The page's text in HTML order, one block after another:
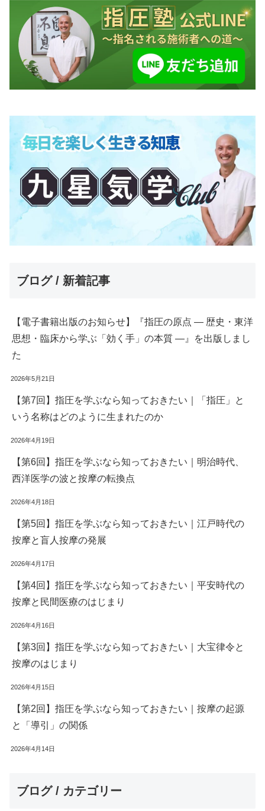
ブログ / 新着記事
【電子書籍出版のお知らせ】『指圧の原点 ― 歴史・東洋
思想・臨床から学ぶ「効く手」の本質 ―』を出版しまし
た
2026年5月21日
【第7回】指圧を学ぶなら知っておきたい｜「指圧」と
いう名称はどのように生まれたのか
2026年4月19日
【第6回】指圧を学ぶなら知っておきたい｜明治時代、
西洋医学の波と按摩の転換点
2026年4月18日
【第5回】指圧を学ぶなら知っておきたい｜江戸時代の
按摩と盲人按摩の発展
2026年4月17日
【第4回】指圧を学ぶなら知っておきたい｜平安時代の
按摩と民間医療のはじまり
2026年4月16日
【第3回】指圧を学ぶなら知っておきたい｜大宝律令と
按摩のはじまり
2026年4月15日
【第2回】指圧を学ぶなら知っておきたい｜按摩の起源
と「導引」の関係
2026年4月14日
ブログ / カテゴリー